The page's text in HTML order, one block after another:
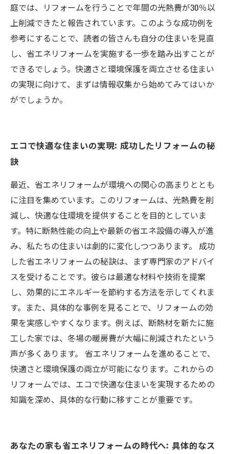
庭では、リフォームを行うことで年間の光熱費が30％以
上削減できたと報告されています。このような成功例を
参考にすることで、読者の皆さんも自分の住まいを見直
し、省エネリフォームを実施する一歩を踏み出すことが
できるでしょう。快適さと環境保護を両立させる住まい
の実現に向けて、まずは情報収集から始めてみてはいか
がでしょうか。
エコで快適な住まいの実現: 成功したリフォームの秘
訣
最近、省エネリフォームが環境への関心の高まりととも
に注目を集めています。このリフォームは、光熱費を削
減し、快適な住環境を提供することを目的としていま
す。特に断熱性能の向上や最新の省エネ設備の導入が進
み、私たちの住まいは劇的に変化しつつあります。 成功
した省エネリフォームの秘訣は、まず専門家のアドバイ
スを受けることです。彼らは最適な材料や技術を提案
し、効果的にエネルギーを節約する方法を示してくれま
す。また、具体的な事例を見ることで、リフォームの効
果を実感しやすくなります。例えば、断熱材を新たに施
工した家では、冬場の暖房費が大幅に削減されたという
声が多くあります。 省エネリフォームを進めることで、
快適さと環境保護の両立が可能になります。これからの
リフォームでは、エコで快適な住まいを実現するための
知識を深め、具体的な行動に移すことが重要です。
あなたの家も省エネリフォームの時代へ: 具体的なス